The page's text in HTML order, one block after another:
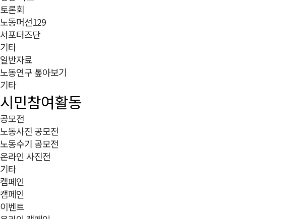
토론회
노동머선129
서포터즈단
기타
일반자료
노동연구 톺아보기
기타
시민참여활동
공모전
노동사진 공모전
노동수기 공모전
온라인 사진전
기타
캠페인
캠페인
이벤트